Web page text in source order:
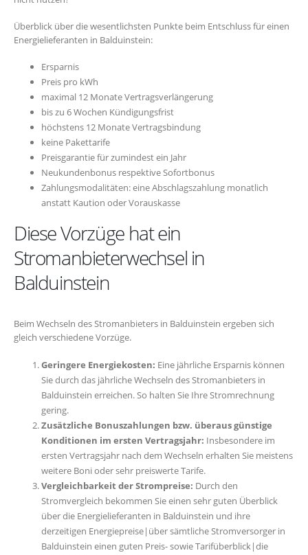
Überblick über die wesentlichsten Punkte beim Entschluss für einen
Energielieferanten in Balduinstein:
Ersparnis
Preis pro kWh
maximal 12 Monate Vertragsverlängerung
bis zu 6 Wochen Kündigungsfrist
höchstens 12 Monate Vertragsbindung
keine Pakettarife
Preisgarantie für zumindest ein Jahr
Neukundenbonus respektive Sofortbonus
Zahlungsmodalitäten: eine Abschlagszahlung monatlich
anstatt Kaution oder Vorauskasse
Diese Vorzüge hat ein
Stromanbieterwechsel in
Balduinstein
Beim Wechseln des Stromanbieters in Balduinstein ergeben sich
gleich verschiedene Vorzüge.
Geringere Energiekosten: Eine jährliche Ersparnis können
Sie durch das jährliche Wechseln des Stromanbieters in
Balduinstein erreichen. So halten Sie Ihre Stromrechnung
gering.
Zusätzliche Bonuszahlungen bzw. überaus günstige
Konditionen im ersten Vertragsjahr: Insbesondere im
ersten Vertragsjahr nach dem Wechseln erhalten Sie meistens
weitere Boni oder sehr preiswerte Tarife.
Vergleichbarkeit der Strompreise: Durch den
Stromvergleich bekommen Sie einen sehr guten Überblick
über die Energielieferanten in Balduinstein und ihre
derzeitigen Energiepreise|über sämtliche Stromversorger in
Balduinstein einen guten Preis- sowie Tarifüberblick|die